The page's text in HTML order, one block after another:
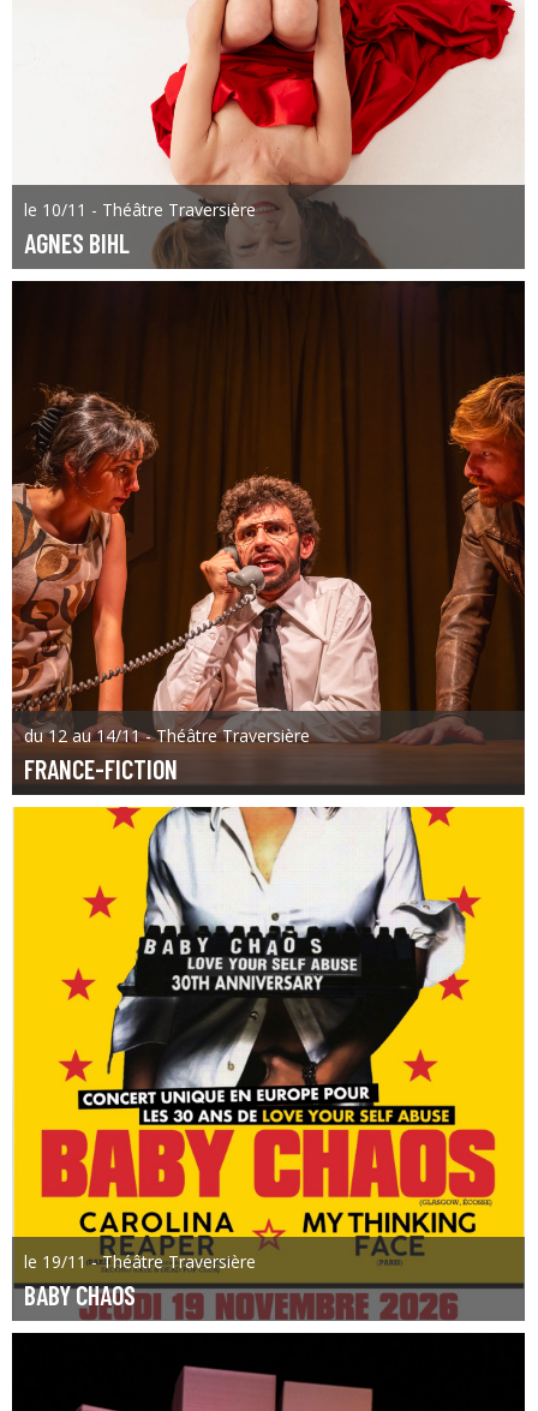
le 10/11 - Théâtre Traversière
AGNES BIHL
du 12 au 14/11 - Théâtre Traversière
FRANCE-FICTION
le 19/11 - Théâtre Traversière
BABY CHAOS